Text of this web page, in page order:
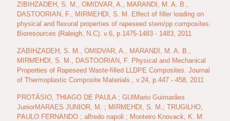
ZIBIHZADEH, S. M., OMIDVAR, A., MARANDI, M. A. B.,
DASTOORIAN, F., MIRMEHDI, S. M. Effect of filler loading on
physical and flexural properties of rapeseed stem/pp composites.
Bioresources (Raleigh, N.C). v.6, p.1475-1483 - 1483, 2011
ZABIHZADEH, S. M., OMIDVAR, A., MARANDI, M. A. B.,
MIRMEHDI, S. M., DASTOORIAN, F. Physical and Mechanical
Properties of Rapeseed Waste-filled LLDPE Composites. Journal
of Thermoplastic Composite Materials., v.24, p.447 - 458, 2011
PROTÁSIO, THIAGO DE PAULA ; GUIMario Guimarães
JuniorMARAES JUNIOR, M. ; MIRMEHDI, S. M.; TRUGILHO,
PAULO FERNANDO ; alfredo napoli ; Monteiro Knovack, K. M.